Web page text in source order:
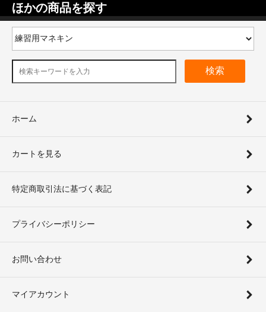
ほかの商品を探す
検索
ホーム
カートを見る
特定商取引法に基づく表記
プライバシーポリシー
お問い合わせ
マイアカウント